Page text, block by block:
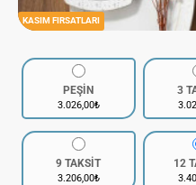
KASIM FIRSATLARI
PEŞİN
3.026,00₺
3
9 TAKSİT
3.206,00₺
12